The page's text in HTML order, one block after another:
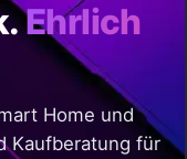
Ehrlich
Home und
Kaufberatung für